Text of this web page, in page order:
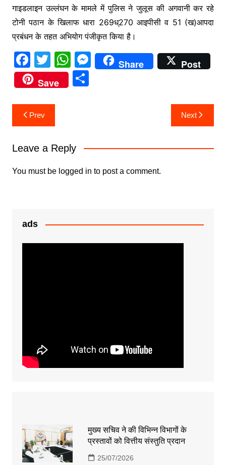
गाइडलाइन उल्लंघन के मामले में पुलिस ने जुलूस की अगवानी कर रहे
टोनी पठान के खिलाफ धारा 269ध्270 आइपीसी व 51 (ख)आपदा
प्रबंधन के तहत अभियोग पंजीकृत किया है।
F
a
c
e
b
o
k
T
w
itt
er
W
h
at
p
p
M
e
er
Share
Post
Save
S
Post
navigation
Prev Next
Leave a Reply
You must be logged in to post a comment.
ads
मुख्य सचिव ने की विभिन्न विभागों के
प्रस्तावों को वित्तीय संस्तुति प्रदान
25/07/2026